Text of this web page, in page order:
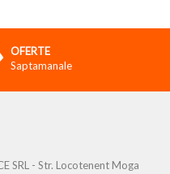
OFERTE
Saptamanale
SRL - Str. Locotenent Moga